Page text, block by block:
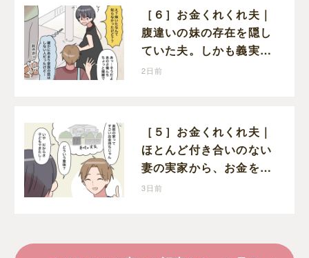
［６］お金くれくれ夫｜
腹違いの妹の存在を隠し
ていた夫。しかも義実家
で一緒に暮らすことにな
2日前
［５］お金くれくれ夫｜
ほとんど付き合いのない
妻の実家から、お金を借
りようとする夫が怪しす
3日前